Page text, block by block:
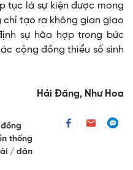
tục là sự kiện được mong
chỉ tạo ra không gian giao
sự hòa hợp trong bức
cộng đồng thiểu số sinh
Hải Đăng, Như Hoa
thống
dân